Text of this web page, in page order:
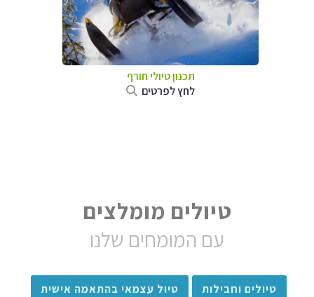
תכנון טיולי חורף
לחץ לפרטים
טיולים מומלצים
עם המומחים שלנו
טיולים וחבילות טיול עצמאי בהתאמה אישית